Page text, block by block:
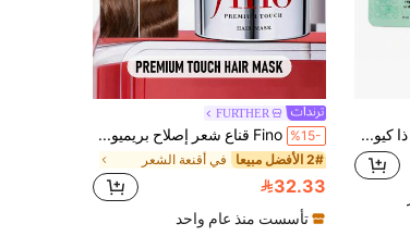
Amika مجموعة أميكا ذا كيور لإصلاح القوة المكثفة 3 قطع للسفر، شامبو 35 مل، بلسم 35 مل، قناع 50 مل
FURTHER
%15- Fino قناع شعر إصلاح بريميوم فينو من شيسيدو، 230 جرام/8.1 أونصة | حليب شعر براق فينو (زجاجة) | صيغة مغذية ومرطبة | شعر ناعم وحريري | مكونات عالية الجودة | خفيف وغير دهني | مناسب لجميع أنواع الشعر | ترطيب وإصلاح عميق | سهل الاستخدام | رعاية شعر مستوى الصالون في المنزل
2# الأفضل مبيعا في أقنعة الشعر
32.33
تأسست منذ عام واحد